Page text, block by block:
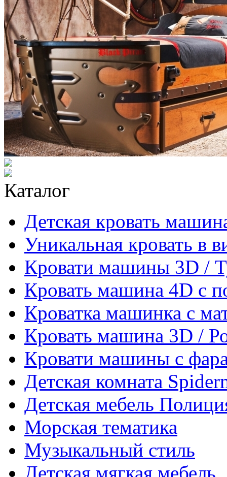
Каталог
Детская кровать
Уникальная кровать в
Кровати машины 3D /
Кровать машина 4D с
Кроватка машинка с
Кровать машина 3D /
Кровати машины с
Детская комната
Детская мебель
Морская тематика
Музыкальный стиль
Детская мягкая